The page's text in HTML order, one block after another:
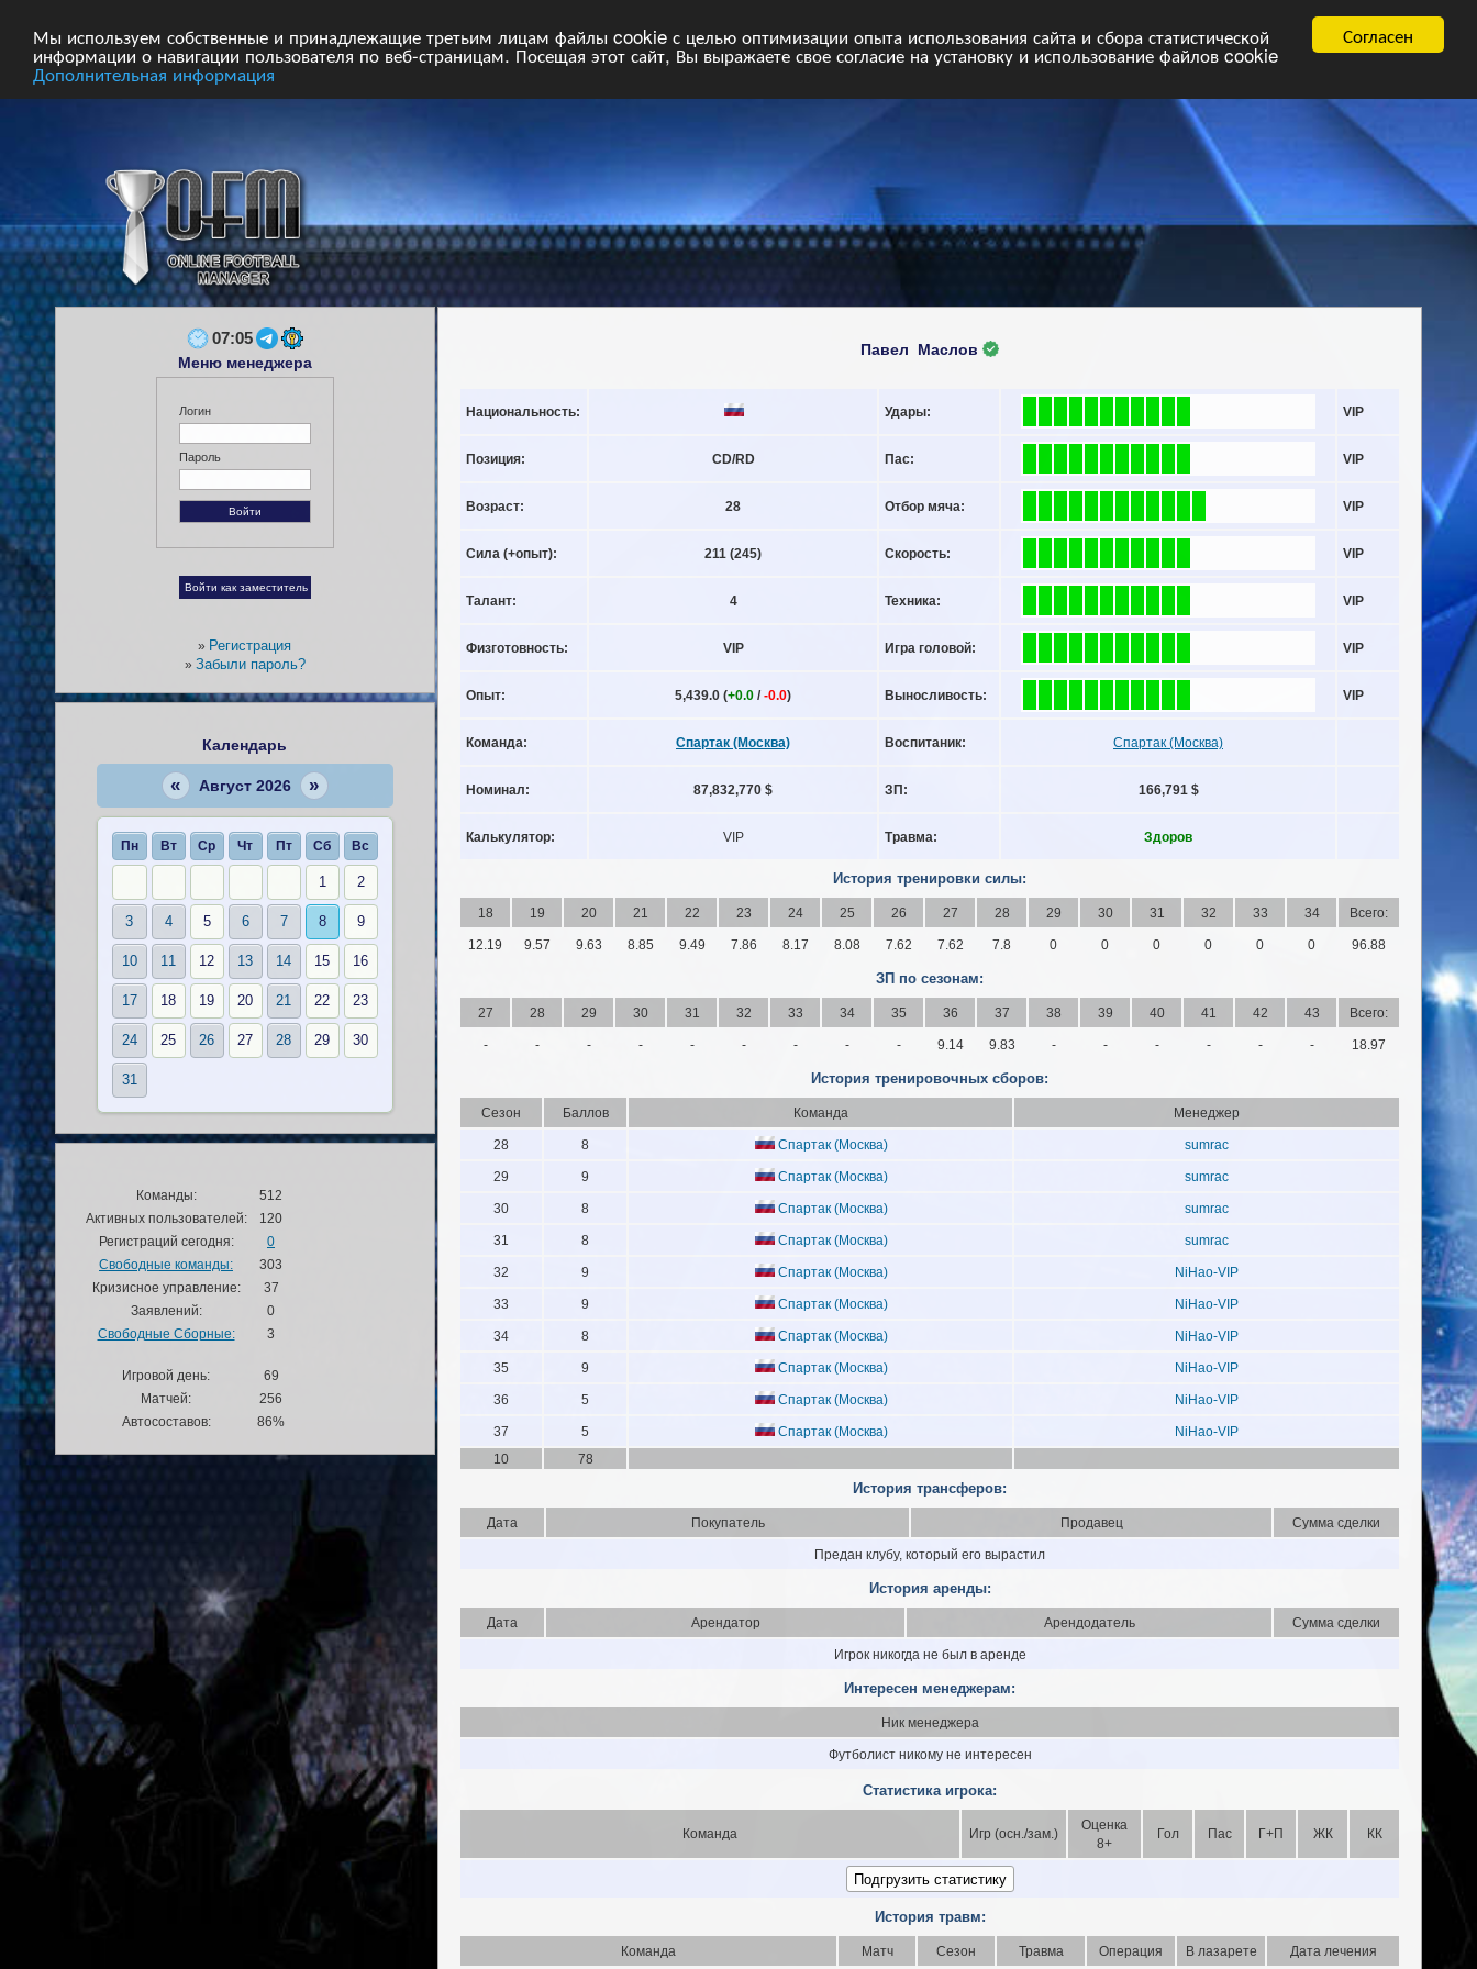
Согласен
Мы используем собственные и принадлежащие третьим лицам файлы cookie с целью оптимизации опыта использования сайта и сбора статистической
информации о навигации пользователя по веб-страницам. Посещая этот сайт, Вы выражаете свое согласие на установку и использование файлов cookie
Дополнительная информация
Павел Маслов
Национальность: Удары: VIP
Позиция: CD/RD Пас: VIP
Возраст: 28 Отбор мяча: VIP
Сила (+опыт): 211 (245) Скорость: VIP
Талант: 4 Техника: VIP
Физготовность: VIP Игра головой: VIP
Опыт: 5,439.0 (+0.0 /-0.0) Выносливость: VIP
Команда: Спартак (Москва) Воспитаник: Спартак (Москва)
Номинал: 87,832,770 $ ЗП: 166,791 $
Калькулятор: VIP Травма: Здоров
История тренировки силы:
18 19 20 21 22 23 24 25 26 27 28 29 30 31 32 33 34 Всего:
12.19 9.57 9.63 8.85 9.49 7.86 8.17 8.08 7.62 7.62 7.8 0 0 0 0 0 0 96.88
ЗП по сезонам:
27 28 29 30 31 32 33 34 35 36 37 38 39 40 41 42 43 Всего:
- - - - - - - - - 9.14 9.83 - - - - - - 18.97
История тренировочных сборов:
Сезон Баллов Команда Менеджер
28 8 Спартак (Москва) sumrac
29 9 Спартак (Москва) sumrac
30 8 Спартак (Москва) sumrac
31 8 Спартак (Москва) sumrac
32 9 Спартак (Москва) NiHao-VIP
33 9 Спартак (Москва) NiHao-VIP
34 8 Спартак (Москва) NiHao-VIP
35 9 Спартак (Москва) NiHao-VIP
36 5 Спартак (Москва) NiHao-VIP
37 5 Спартак (Москва)
NiHao-VIP
10
78
История трансферов:
Дата Покупатель Продавец Сумма сделки
Предан клубу, который его вырастил
История аренды:
Дата Арендатор Арендодатель Сумма сделки
Игрок никогда не был в аренде
Интересен менеджерам:
Ник менеджера
Футболист никому не интересен
Статистика игрока:
Команда Игр (осн./зам.)
Оценка
8+
Гол Пас Г+П ЖК КК
История травм:
Команда Матч Сезон Травма Операция В лазарете Дата лечения
07:05
Меню менеджера
Логин
Пароль
» Регистрация
» Забыли пароль?
Календарь
« Август 2026 »
Пн Вт Ср Чт Пт Сб Вс
1 2
3 4 5 6 7 8 9
10 11 12 13 14 15 16
17 18 19 20 21 22 23
24 25 26 27 28 29 30
31
Команды:
512
Активных пользователей:
120
Регистраций сегодня:
0
Свободные команды:
303
Кризисное управление:
37
Заявлений:
0
Свободные Сборные:
3
Игровой день:
69
Матчей:
256
Автосоставов:
86%